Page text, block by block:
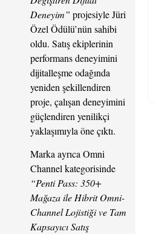
Deneyim” projesiyle Jüri
Özel Ödülü’nün sahibi
oldu. Satış ekiplerinin
performans deneyimini
dijitalleşme odağında
yeniden şekillendiren
proje, çalışan deneyimini
güçlendiren yenilikçi
yaklaşımıyla öne çıktı.
Marka ayrıca Omni
Channel kategorisinde
“Penti Pass: 350+
Mağaza ile Hibrit Omni-
Channel Lojistiği ve Tam
Kapsayıcı Satış